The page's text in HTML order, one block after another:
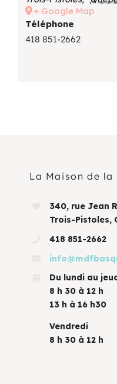
+ Google Map
Téléphone
418 851-2662
La Maison de la
340, rue Jean
Trois-Pistoles,
418 851-2662
Du lundi au
8 h 30 à 12 h
13 h à 16 h30
Vendredi
8 h 30 à 12 h